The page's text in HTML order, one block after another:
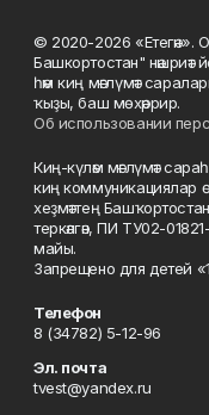
© 2020-2026 «Етегән».
Башкортостан" нәшриәт
һәм киң мәғлүмәт
ҡыҙы, баш мөхәррир.
Об использовании
Киң-күләм мәғлүмәт
киң коммуникациялар
хеҙмәттең
теркәлгән, ПИ ТУ02-
майы.
Запрещено для детей
Телефон
8 (34782) 5-12-96
Эл. почта
tvest@yandex.ru